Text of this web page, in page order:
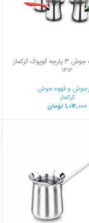
سرویس قهوه جوش 3 پارچه کوپوک کرکماز
1212
و قهوه جوش
کرکماز
1,014,000 تومان